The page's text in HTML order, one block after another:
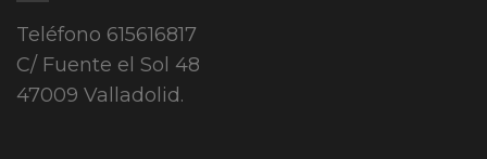
Teléfono 615616817
C/ Fuente el Sol 48
47009 Valladolid.